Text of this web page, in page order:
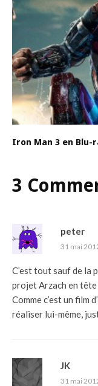
Iron Man 3 en Blu-
3
peter
31 mai
C’est tout sauf de la
projet Arzach en tête
Comme c’est un film
réaliser lui-même,
JK
31 mai